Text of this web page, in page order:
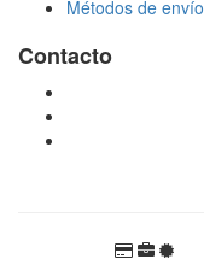
Métodos de envío
Contacto